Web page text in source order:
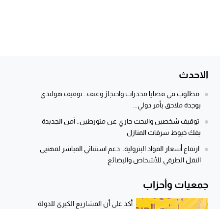
الاحدث
مطلوب في قضايا مخدرات واحتجاز وعنف.. توقيف هولندي
بوجدة ملاحق بأمر دولي...
توقيف شخصين والبحث جاري عن متورطين.. أمن الجديدة
يفك خيوط سرقات المنازل
ارتفاع أسعار المواد البترولية.. دعم استثنائي المباشر لمهنيي
النقل الطرقي للأشخاص والبضائع
جمعيات وأحزاب
أكد على أن المشاريع الكبرى للدولة